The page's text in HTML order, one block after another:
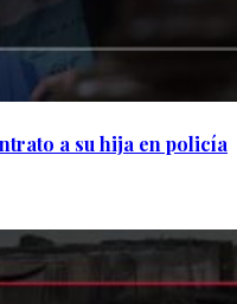
a su hija en policía